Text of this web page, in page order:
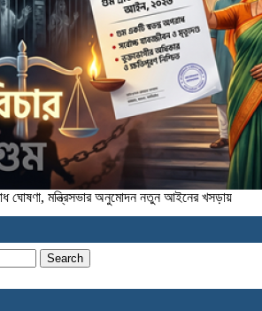
ঘোষণা, মন্ত্রিসভার অনুমোদন নতুন আইনের খসড়ায়
Search